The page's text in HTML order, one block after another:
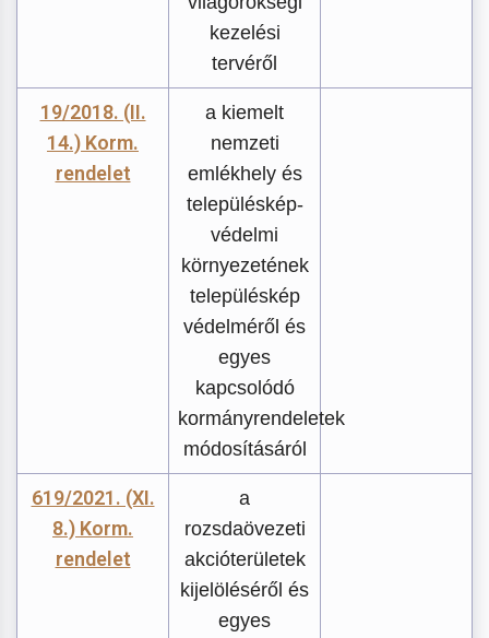
kezelési
tervéről
19/2018. (II.
14.) Korm.
rendelet
a kiemelt
nemzeti
emlékhely és
településkép-
védelmi
környezetének
településkép
védelméről és
egyes
kapcsolódó
kormányrendeletek
módosításáról
619/2021. (XI.
8.) Korm.
rendelet
a
rozsdaövezeti
akcióterületek
kijelöléséről és
egyes